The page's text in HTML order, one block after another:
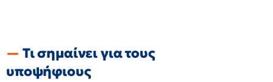
Τι σημαίνει για τους
υποψήφιους